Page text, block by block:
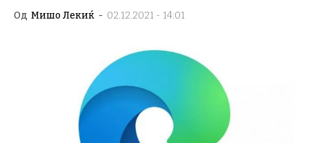
Од Мишо Лекиќ - 02.12.2021 - 14:01